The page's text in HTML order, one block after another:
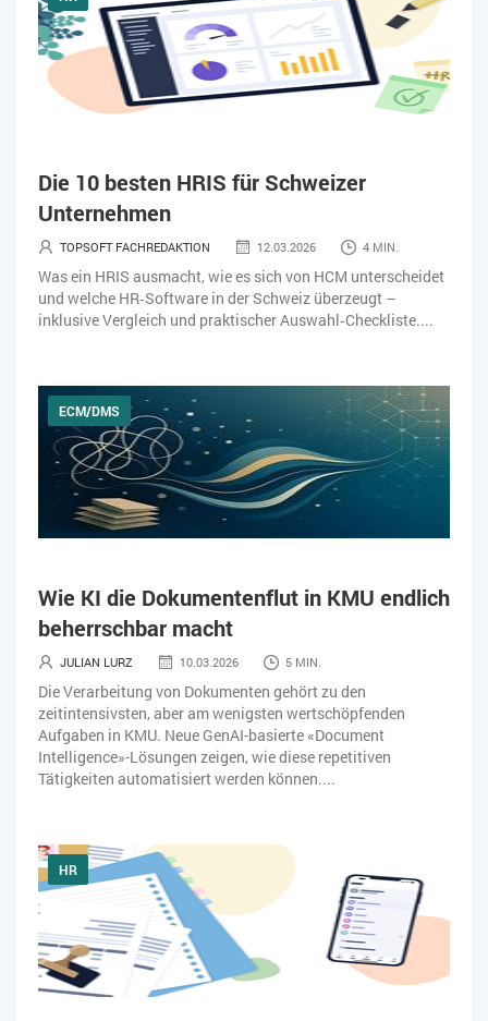
Die 10 besten HRIS für Schweizer
Unternehmen
TOPSOFT FACHREDAKTION 12.03.2026 4 MIN.
Was ein HRIS ausmacht, wie es sich von HCM unterscheidet
und welche HR‑Software in der Schweiz überzeugt –
inklusive Vergleich und praktischer Auswahl‑Checkliste....
ECM/DMS
Wie KI die Dokumentenflut in KMU endlich
beherrschbar macht
JULIAN LURZ 10.03.2026 5 MIN.
Die Verarbeitung von Dokumenten gehört zu den
zeitintensivsten, aber am wenigsten wertschöpfenden
Aufgaben in KMU. Neue GenAI-basierte «Document
Intelligence»-Lösungen zeigen, wie diese repetitiven
Tätigkeiten automatisiert werden können....
HR